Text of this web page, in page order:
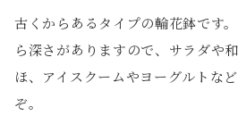
古くからあるタイプの輪花鉢です
ら深さがありますので、サラダや
ほ、アイスクームやヨーグルトな
ぞ。